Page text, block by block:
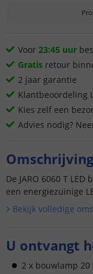
Voor 23:45 uur
Gratis retour
2 jaar garantie
Klantbeoordeling
Kies zelf een
Advies nodig?
Omschrijving
De JARO 6060 T
een energiezuinige
Bekijk volledige
U ontvangt
2 x bouwlamp 20